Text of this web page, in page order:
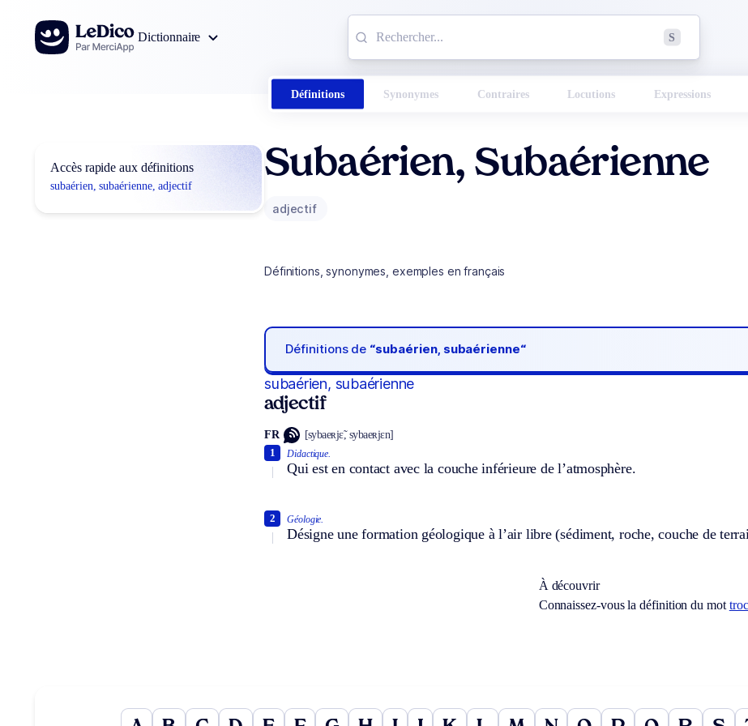
Aller au contenu
Dictionnaire
S
Définitions Synonymes Contraires Locutions Expressions
Accès rapide aux définitions
subaérien, subaérienne, adjectif
Subaérien, Subaérienne
adjectif
Définitions, synonymes, exemples en français
Définitions de “subaérien, subaérienne“
subaérien, subaérienne
adjectif
FR [sybaeʀjɛ̃, sybaeʀjɛn]
Didactique.
Qui est en contact avec la couche inférieure de l’atmosphère.
1
Géologie.
Désigne une formation géologique à l’air libre (sédiment, roche, couche de
2
À découvrir
Connaissez-vous la définition du mot